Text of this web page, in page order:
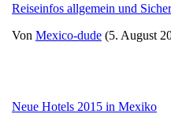
Reiseinfos allgemein und
Von Mexico-dude (5. August
Neue Hotels 2015 in Mexiko